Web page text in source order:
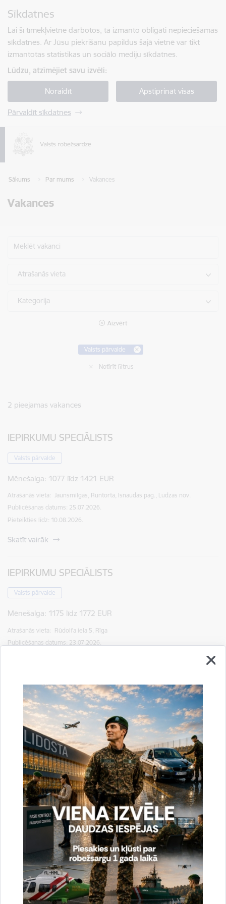
Sīkdatnes
Lai šī tīmekļvietne darbotos, tā izmanto obligāti nepieciešamās
sīkdatnes. Ar Jūsu piekrišanu papildus šajā vietnē var tikt
izmantotas statistikas un sociālo mediju sīkdatnes.
Lūdzu, atzīmējiet savu izvēli:
Noraidīt Apstiprināt visas
Pārvaldīt sīkdatnes
Sākums Par mums Vakances
Vakances
Meklēt vakanci
Atrašanās vieta
Kategorija
Aizvērt
Valsts pārvalde
Notīrīt filtrus
2 pieejamas vakances
IEPIRKUMU SPECIĀLISTS
Valsts pārvalde
Mēnešalga: 1077 līdz 1421 EUR
Atrašanās vieta:
Jaunsmilgas, Runtorta, Isnaudas pag., Ludzas nov.
Publicēšanas datums: 25.07.2026.
Pieteikties līdz: 10.08.2026.
Skatīt vairāk
IEPIRKUMU SPECIĀLISTS
Valsts pārvalde
Mēnešalga: 1175 līdz 1772 EUR
Atrašanās vieta: Rūdolfa iela 5, Rīga
Publicēšanas datums: 23.07.2026.
Drukāt lapu
Vai šī informācija bija noderīga?